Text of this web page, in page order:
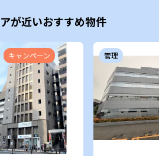
が近いおすすめ物件
キャンペーン 管理